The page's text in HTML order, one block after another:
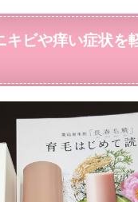
キビや痒い症状を